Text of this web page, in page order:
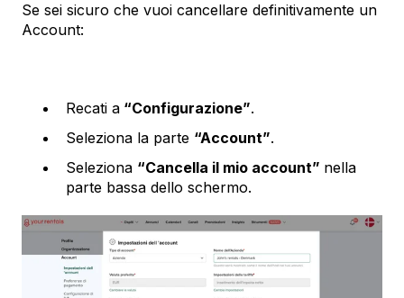
Se sei sicuro che vuoi cancellare definitivamente un
Account:
Recati a “Configurazione”.
Seleziona la parte “Account”.
Seleziona “Cancella il mio account” nella
parte bassa dello schermo.